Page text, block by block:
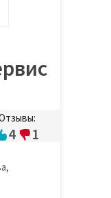
4 1